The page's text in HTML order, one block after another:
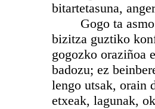
bitartetasuna,
Gogo ta asmo
bizitza guztiko
gogozko oraziñoa
badozu; ez
lengo utsak, orain
etxeak, lagunak,